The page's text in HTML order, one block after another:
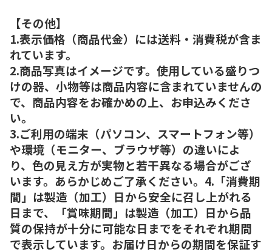
【その他】
1.表示価格（商品代金）には送料・消費税が含ま
れています。
2.商品写真はイメージです。使用している盛りつ
けの器、小物等は商品内容に含まれていませんの
で、商品内容をお確かめの上、お申込みくださ
い。
3.ご利用の端末（パソコン、スマートフォン等）
や環境（モニター、ブラウザ等）の違いによ
り、色の見え方が実物と若干異なる場合がござ
います。あらかじめご了承ください。4.「消費期
間」は製造（加工）日から安全に召し上がれる
日まで、「賞味期間」は製造（加工）日から品
質の保持が十分に可能な日までをそれぞれ期間
で表示しています。お届け日からの期間を保証す